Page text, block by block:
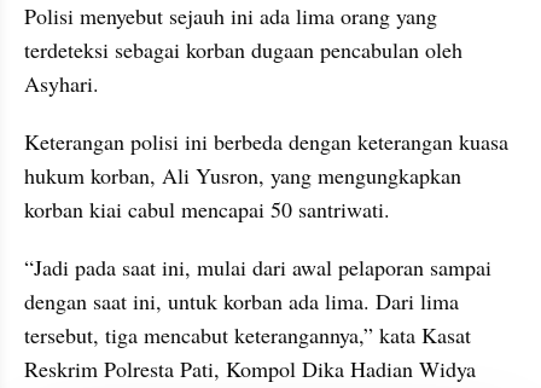
Polisi menyebut sejauh ini ada lima orang yang
terdeteksi sebagai korban dugaan pencabulan oleh
Asyhari.
Keterangan polisi ini berbeda dengan keterangan kuasa
hukum korban, Ali Yusron, yang mengungkapkan
korban kiai cabul mencapai 50 santriwati.
“Jadi pada saat ini, mulai dari awal pelaporan sampai
dengan saat ini, untuk korban ada lima. Dari lima
tersebut, tiga mencabut keterangannya,” kata Kasat
Reskrim Polresta Pati, Kompol Dika Hadian Widya